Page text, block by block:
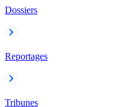
Dossiers
Reportages
Tribunes